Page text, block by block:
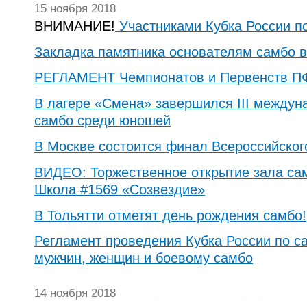
15 ноября 2018
ВНИМАНИЕ! Участниками Кубка России
Закладка памятника основателям самбо
РЕГЛАМЕНТ Чемпионатов и Первенств
В лагере «Смена» завершился III
самбо среди юношей
В Москве состоится финал
ВИДЕО: Торжественное открытие зала
Школа #1569 «Созвездие»
В Тольятти отметят день рождения самбо!
Регламент проведения Кубка России по
мужчин, женщин и боевому самбо
14 ноября 2018